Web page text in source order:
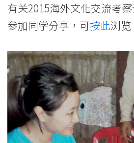
有关2015海外文化交流考
参加同学分享，可按此浏览